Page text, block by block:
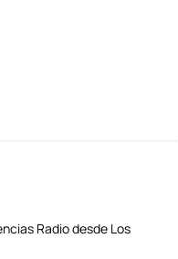
Radio desde Los